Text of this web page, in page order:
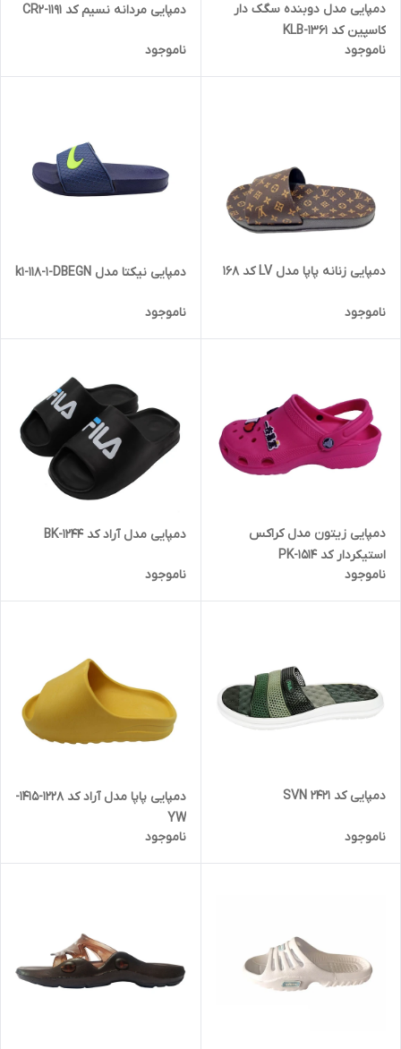
دمپایی مدل دوبنده سگک دار
کاسپین کد 1361-KLB
ناموجود
دمپایی مردانه نسیم کد CR2-1191
ناموجود
دمپایی زنانه پاپا مدل LV کد 168
ناموجود
دمپایی نیکتا مدل k1-118-1-DBEGN
ناموجود
دمپایی زیتون مدل کراکس
استیکردار کد 1514-PK
ناموجود
دمپایی مدل آراد کد 1244-BK
ناموجود
دمپایی کد SVN 2421
ناموجود
دمپایی پاپا مدل آراد کد 1228-1415-
YW
ناموجود